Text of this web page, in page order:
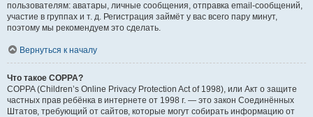
пользователям: аватары, личные сообщения, отправка email-сообщений,
участие в группах и т. д. Регистрация займёт у вас всего пару минут,
поэтому мы рекомендуем это сделать.
Вернуться к началу
Что такое COPPA?
COPPA (Children’s Online Privacy Protection Act of 1998), или Акт о защите
частных прав ребёнка в интернете от 1998 г. — это закон Соединённых
Штатов, требующий от сайтов, которые могут собирать информацию от